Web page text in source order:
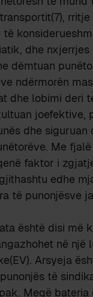
të
dhe
dëmtuan
ndërmorën
dhe lobimi deri
joefektive,
dhe
Me
faktor i
edhe
të punonjësve
është disi më
në
Arsyeja
të
Meqë bateria